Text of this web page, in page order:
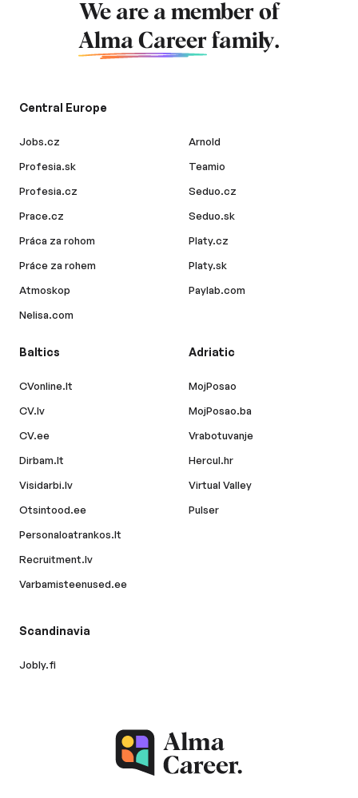
We are a member of
Alma Career family.
Central Europe
Jobs.cz
Profesia.sk
Profesia.cz
Prace.cz
Práca za rohom
Práce za rohem
Atmoskop
Nelisa.com
Arnold
Teamio
Seduo.cz
Seduo.sk
Platy.cz
Platy.sk
Paylab.com
Baltics
CVonline.lt
CV.lv
CV.ee
Dirbam.lt
Visidarbi.lv
Otsintood.ee
Personaloatrankos.lt
Recruitment.lv
Varbamisteenused.ee
Adriatic
MojPosao
MojPosao.ba
Vrabotuvanje
Hercul.hr
Virtual Valley
Pulser
Scandinavia
Jobly.fi